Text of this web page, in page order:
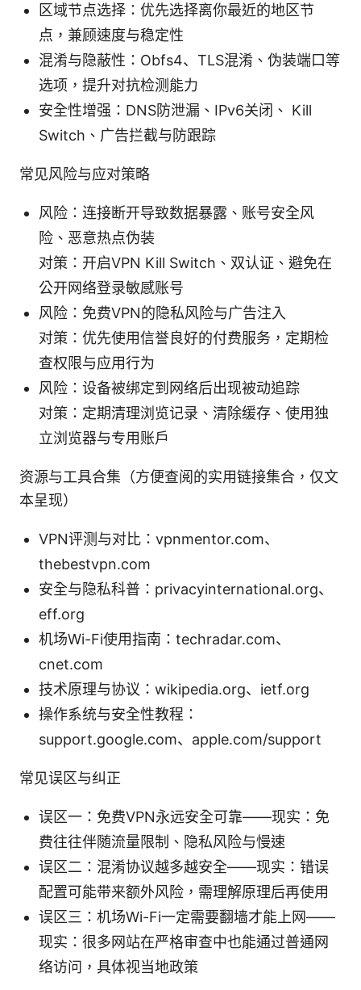
区域节点选择：优先选择离你最近的地区节
点，兼顾速度与稳定性
混淆与隐蔽性：Obfs4、TLS混淆、伪装端口等
选项，提升对抗检测能力
安全性增强：DNS防泄漏、IPv6关闭、 Kill
Switch、广告拦截与防跟踪
常见风险与应对策略
风险：连接断开导致数据暴露、账号安全风
险、恶意热点伪装
对策：开启VPN Kill Switch、双认证、避免在
公开网络登录敏感账号
风险：免费VPN的隐私风险与广告注入
对策：优先使用信誉良好的付费服务，定期检
查权限与应用行为
风险：设备被绑定到网络后出现被动追踪
对策：定期清理浏览记录、清除缓存、使用独
立浏览器与专用账户
资源与工具合集（方便查阅的实用链接集合，仅文
本呈现）
VPN评测与对比：vpnmentor.com、
thebestvpn.com
安全与隐私科普：privacyinternational.org、
eff.org
机场Wi-Fi使用指南：techradar.com、
cnet.com
技术原理与协议：wikipedia.org、ietf.org
操作系统与安全性教程：
support.google.com、apple.com/support
常见误区与纠正
误区一：免费VPN永远安全可靠——现实：免
费往往伴随流量限制、隐私风险与慢速
误区二：混淆协议越多越安全——现实：错误
配置可能带来额外风险，需理解原理后再使用
误区三：机场Wi-Fi一定需要翻墙才能上网——
现实：很多网站在严格审查中也能通过普通网
络访问，具体视当地政策